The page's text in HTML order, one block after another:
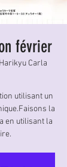
février
Carla
utilisant un
la
en utilisant la